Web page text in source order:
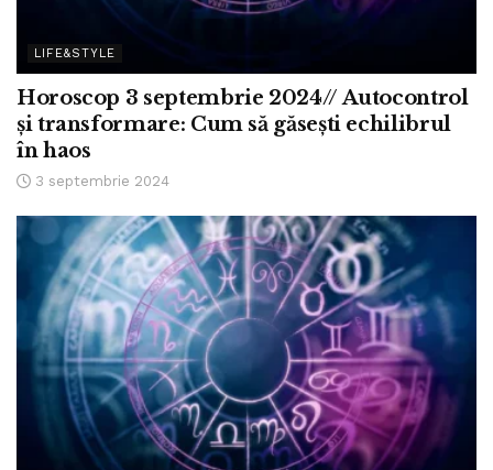
LIFE&STYLE
Horoscop 3 septembrie 2024// Autocontrol
și transformare: Cum să găsești echilibrul
în haos
3 septembrie 2024